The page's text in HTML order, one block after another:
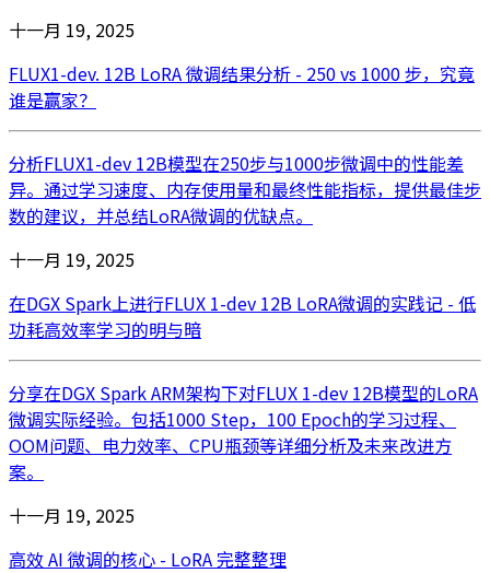
十一月 19, 2025
FLUX1-dev. 12B LoRA 微调结果分析 - 250 vs 1000 步，究竟
谁是赢家？
分析FLUX1-dev 12B模型在250步与1000步微调中的性能差
异。通过学习速度、内存使用量和最终性能指标，提供最佳步
数的建议，并总结LoRA微调的优缺点。
十一月 19, 2025
在DGX Spark上进行FLUX 1-dev 12B LoRA微调的实践记 - 低
功耗高效率学习的明与暗
分享在DGX Spark ARM架构下对FLUX 1-dev 12B模型的LoRA
微调实际经验。包括1000 Step，100 Epoch的学习过程、
OOM问题、电力效率、CPU瓶颈等详细分析及未来改进方
案。
十一月 19, 2025
高效 AI 微调的核心 - LoRA 完整整理